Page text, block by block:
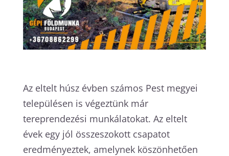
Az eltelt húsz évben számos Pest megyei
településen is végeztünk már
tereprendezési munkálatokat. Az eltelt
évek egy jól összeszokott csapatot
eredményeztek, amelynek köszönhetően